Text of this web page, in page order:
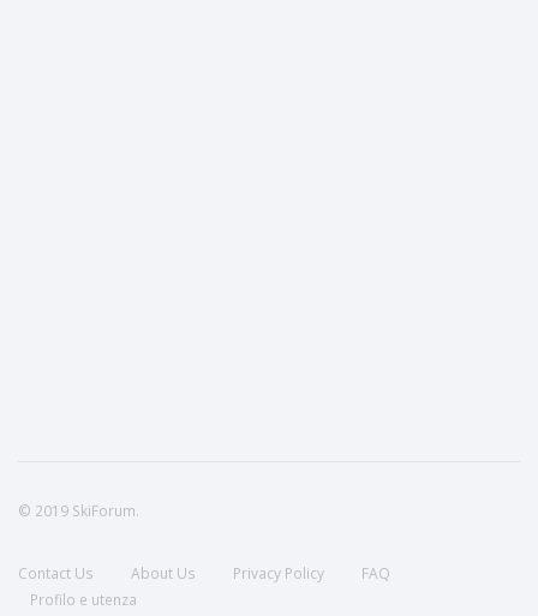
© 2019 SkiForum.
Contact Us About Us Privacy Policy
FAQ
Profilo e utenza